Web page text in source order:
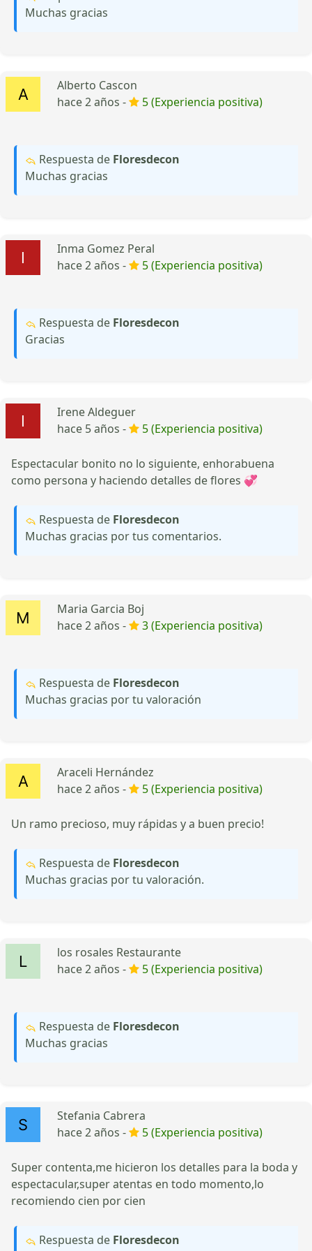
Muchas gracias
Alberto Cascon
hace 2 años -
5 (Experiencia positiva)
Respuesta de Floresdecon
Muchas gracias
Inma Gomez Peral
hace 2 años -
5 (Experiencia positiva)
Respuesta de Floresdecon
Gracias
Irene Aldeguer
hace 5 años -
5 (Experiencia positiva)
Espectacular bonito no lo siguiente, enhorabuena
como persona y haciendo detalles de flores 💞
Respuesta de Floresdecon
Muchas gracias por tus comentarios.
Maria Garcia Boj
hace 2 años -
3 (Experiencia positiva)
Respuesta de Floresdecon
Muchas gracias por tu valoración
Araceli Hernández
hace 2 años -
5 (Experiencia positiva)
Un ramo precioso, muy rápidas y a buen precio!
Respuesta de Floresdecon
Muchas gracias por tu valoración.
los rosales Restaurante
hace 2 años -
5 (Experiencia positiva)
Respuesta de Floresdecon
Muchas gracias
Stefania Cabrera
hace 2 años -
5 (Experiencia positiva)
Super contenta,me hicieron los detalles para la boda y
espectacular,super atentas en todo momento,lo
recomiendo cien por cien
Respuesta de Floresdecon